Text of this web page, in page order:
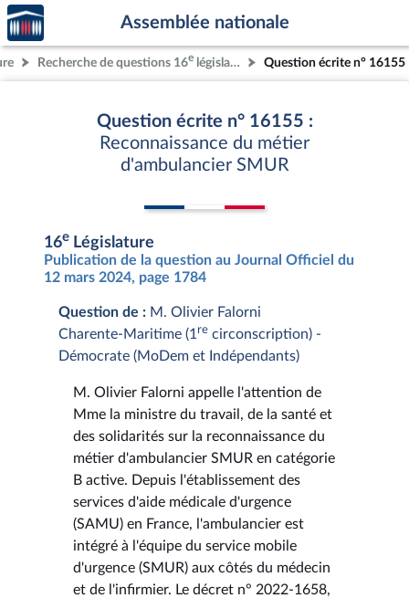
Aller au contenu
Aller en bas de la page
Accèder
à la
page
d'accueil
Assemblée nationale
Recherche de questions 16e législature Question écrite n° 16155
Question écrite n° 16155 :
Reconnaissance du métier
d'ambulancier SMUR
16e Législature
Publication de la question au Journal Officiel du
12 mars 2024, page 1784
Question de : M. Olivier Falorni
Charente-Maritime (1 re circonscription) -
Démocrate (MoDem et Indépendants)
M. Olivier Falorni appelle l'attention de
Mme la ministre du travail, de la santé et
des solidarités sur la reconnaissance du
métier d'ambulancier SMUR en catégorie
B active. Depuis l'établissement des
services d'aide médicale d'urgence
(SAMU) en France, l'ambulancier est
intégré à l'équipe du service mobile
d'urgence (SMUR) aux côtés du médecin
et de l'infirmier. Le décret n° 2022-1658,